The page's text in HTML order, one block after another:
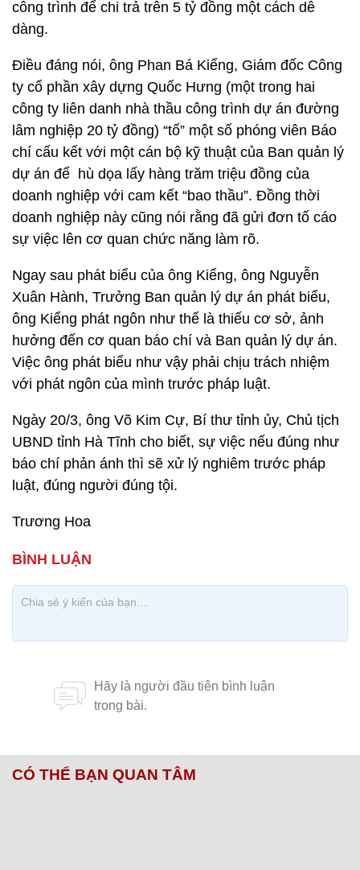
công trình để chi trả trên 5 tỷ đồng một cách dễ
dàng.
Điều đáng nói, ông Phan Bá Kiểng, Giám đốc Công
ty cổ phần xây dựng Quốc Hưng (một trong hai
công ty liên danh nhà thầu công trình dự án đường
lâm nghiệp 20 tỷ đồng) “tố” một số phóng viên Báo
chí cấu kết với một cán bộ kỹ thuật của Ban quản lý
dự án để hù dọa lấy hàng trăm triệu đồng của
doanh nghiệp với cam kết “bao thầu”. Đồng thời
doanh nghiệp này cũng nói rằng đã gửi đơn tố cáo
sự việc lên cơ quan chức năng làm rõ.
Ngay sau phát biểu của ông Kiểng, ông Nguyễn
Xuân Hành, Trưởng Ban quản lý dự án phát biểu,
ông Kiểng phát ngôn như thế là thiếu cơ sở, ảnh
hưởng đến cơ quan báo chí và Ban quản lý dự án.
Việc ông phát biểu như vậy phải chịu trách nhiệm
với phát ngôn của mình trước pháp luật.
Ngày 20/3, ông Võ Kim Cự, Bí thư tỉnh ủy, Chủ tịch
UBND tỉnh Hà Tĩnh cho biết, sự việc nếu đúng như
báo chí phản ánh thì sẽ xử lý nghiêm trước pháp
luật, đúng người đúng tội.
Trương Hoa
CÓ THỂ BẠN QUAN TÂM